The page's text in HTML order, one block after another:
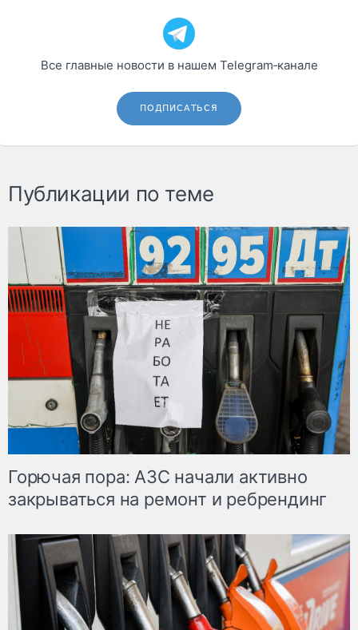
Все главные новости в нашем Telegram‑канале
ПОДПИСАТЬСЯ
Публикации по теме
Горючая пора: АЗС начали активно
закрываться на ремонт и ребрендинг